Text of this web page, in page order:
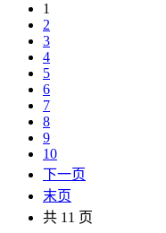
1
2
3
4
5
6
7
8
9
10
下一页
末页
共 11 页